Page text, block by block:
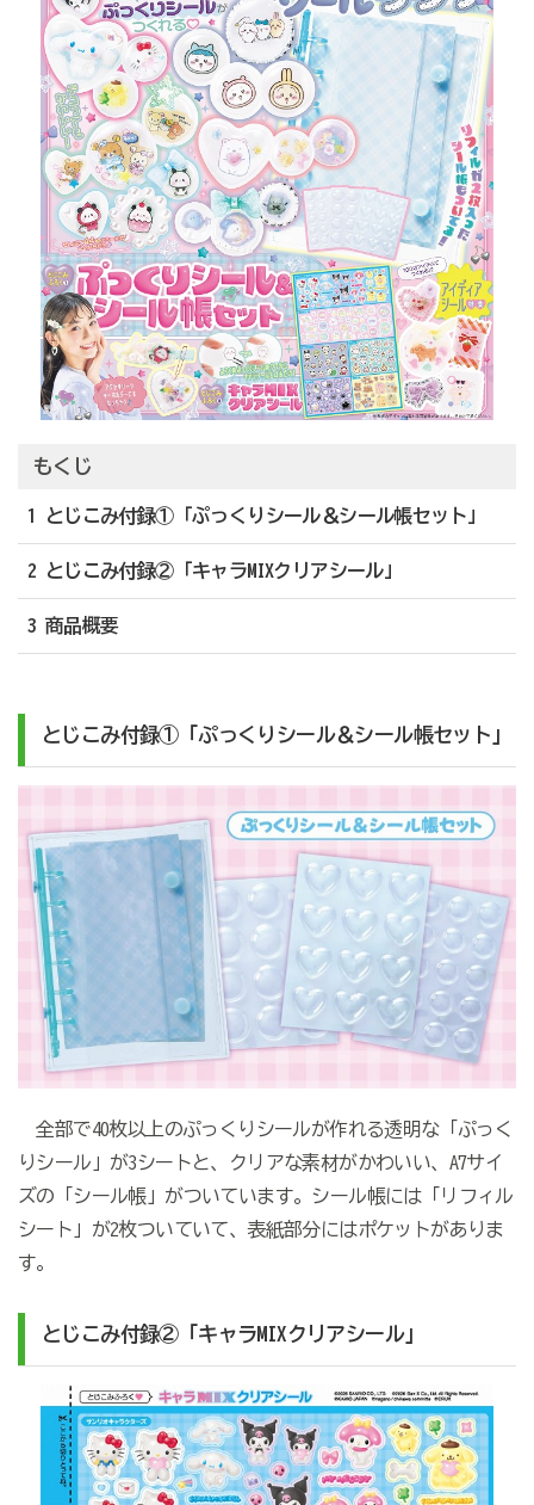
もくじ
1 とじこみ付録①「ぷっくりシール＆シール帳セット」
2 とじこみ付録②「キャラMIXクリアシール」
3 商品概要
とじこみ付録①「ぷっくりシール＆シール帳セット」
全部で40枚以上のぷっくりシールが作れる透明な「ぷっく
りシール」が3シートと、クリアな素材がかわいい、A7サイ
ズの「シール帳」がついています。シール帳には「リフィル
シート」が2枚ついていて、表紙部分にはポケットがありま
す。
とじこみ付録②「キャラMIXクリアシール」